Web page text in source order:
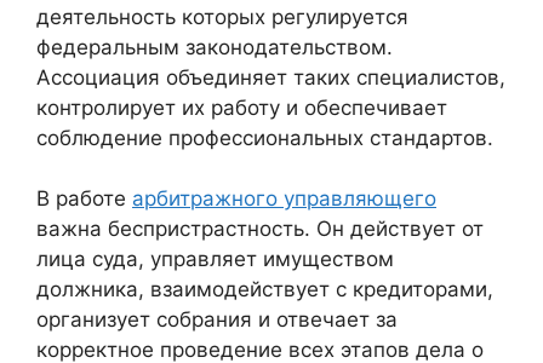
деятельность которых регулируется
федеральным законодательством.
Ассоциация объединяет таких специалистов,
контролирует их работу и обеспечивает
соблюдение профессиональных стандартов.
В работе арбитражного управляющего
важна беспристрастность. Он действует от
лица суда, управляет имуществом
должника, взаимодействует с кредиторами,
организует собрания и отвечает за
корректное проведение всех этапов дела о